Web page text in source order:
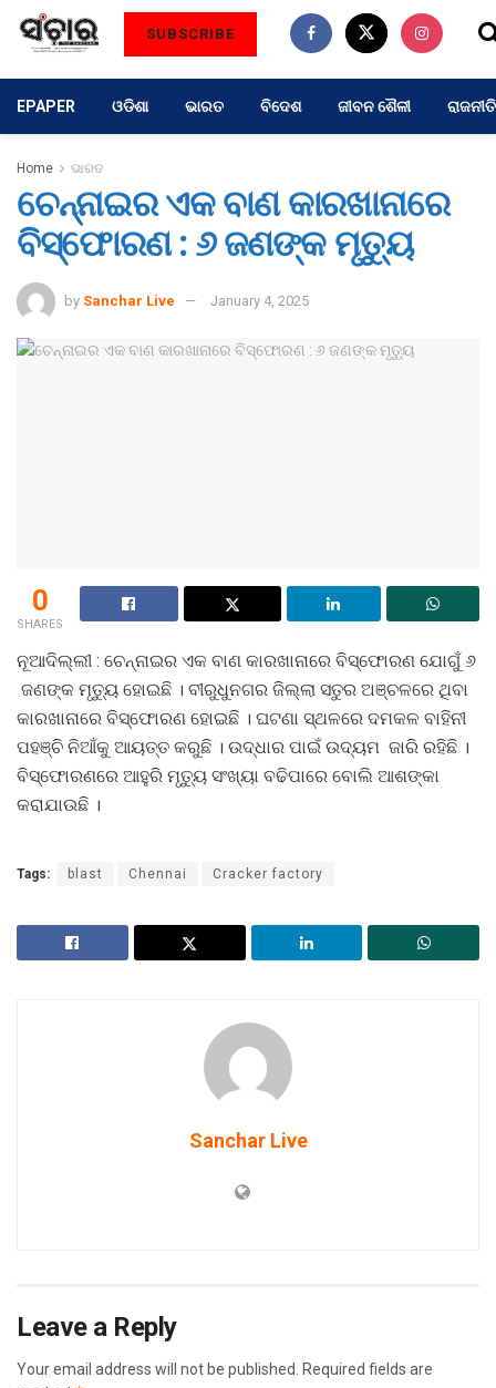
SUBSCRIBE
EPAPER ଓଡିଶା ଭାରତ ବିଦେଶ ଜୀବନ ଶୈଳୀ ରାଜନୀତି
Home ଭାରତ
ଚେନ୍ନାଇର ଏକ ବାଣ କାରଖାନାରେ
ବିସ୍ଫୋରଣ : ୬ ଜଣଙ୍କ ମୃତ୍ୟୁ
by Sanchar Live January 4, 2025
0
SHARES
ନୂଆଦିଲ୍ଲୀ : ଚେନ୍ନାଇର ଏକ ବାଣ କାରଖାନାରେ ବିସ୍ଫୋରଣ ଯୋଗୁଁ ୬
ଜଣଙ୍କ ମୃତ୍ୟୁ ହୋଇଛି । ବୀରୁଧୁନଗର ଜିଲ୍ଲା ସତୁର ଅଞ୍ଚଳରେ ଥିବା
କାରଖାନାରେ ବିସ୍ଫୋରଣ ହୋଇଛି । ଘଟଣା ସ୍ଥଳରେ ଦମକଳ ବାହିନୀ
ପହଞ୍ଚି ନିଆଁକୁ ଆୟତ୍ତ କରୁଛି । ଉଦ୍ଧାର ପାଇଁ ଉଦ୍ୟମ ଜାରି ରହିଛି ।
ବିସ୍ଫୋରଣରେ ଆହୁରି ମୃତ୍ୟୁ ସଂଖ୍ୟା ବଢିପାରେ ବୋଲି ଆଶଙ୍କା
କରାଯାଉଛି ।
Tags: blast Chennai Cracker factory
Sanchar Live
Leave a Reply
Your email address will not be published.
Required fields are